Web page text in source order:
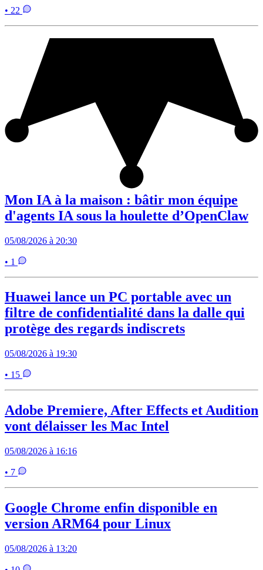
• 22
Mon IA à la maison : bâtir mon équipe
d'agents IA sous la houlette d’OpenClaw
05/08/2026 à 20:30
• 1
Huawei lance un PC portable avec un
filtre de confidentialité dans la dalle qui
protège des regards indiscrets
05/08/2026 à 19:30
• 15
Adobe Premiere, After Effects et Audition
vont délaisser les Mac Intel
05/08/2026 à 16:16
• 7
Google Chrome enfin disponible en
version ARM64 pour Linux
05/08/2026 à 13:20